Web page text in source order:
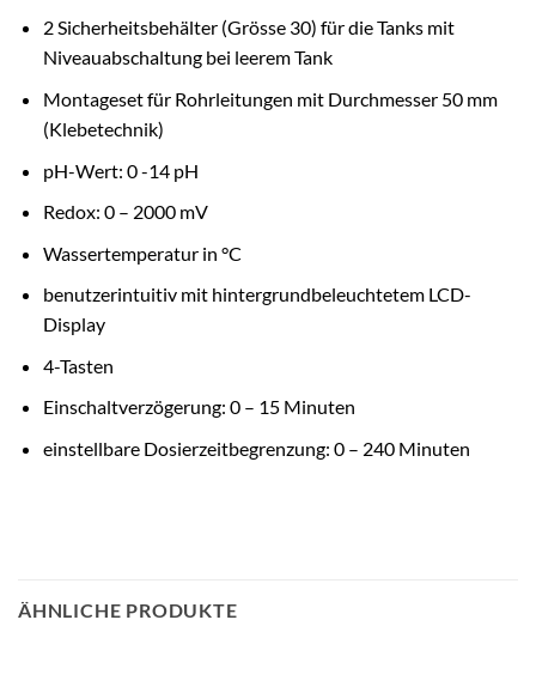
2 Sicherheitsbehälter (Grösse 30) für die Tanks mit
Niveauabschaltung bei leerem Tank
Montageset für Rohrleitungen mit Durchmesser 50 mm
(Klebetechnik)
pH-Wert: 0 -14 pH
Redox: 0 – 2000 mV
Wassertemperatur in °C
benutzerintuitiv mit hintergrundbeleuchtetem LCD-
Display
4-Tasten
Einschaltverzögerung: 0 – 15 Minuten
einstellbare Dosierzeitbegrenzung: 0 – 240 Minuten
ÄHNLICHE PRODUKTE